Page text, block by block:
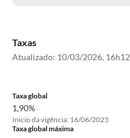
Taxas
Atualizado: 10/03/2026, 16h12
Taxa global
1,90%
Inicio da vigência: 16/06/2025
Taxa global máxima